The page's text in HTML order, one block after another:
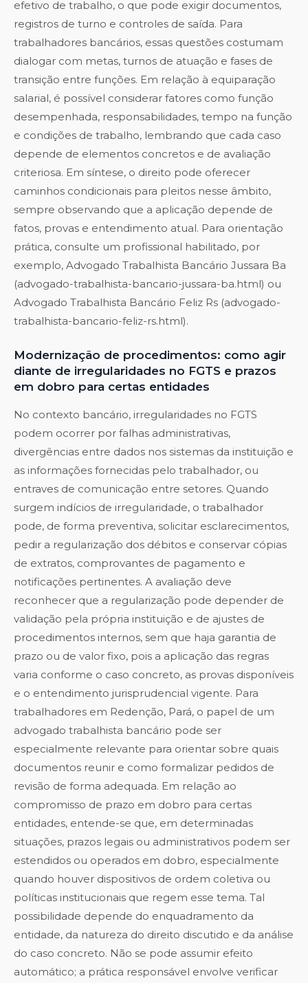
efetivo de trabalho, o que pode exigir documentos,
registros de turno e controles de saída. Para
trabalhadores bancários, essas questões costumam
dialogar com metas, turnos de atuação e fases de
transição entre funções. Em relação à equiparação
salarial, é possível considerar fatores como função
desempenhada, responsabilidades, tempo na função
e condições de trabalho, lembrando que cada caso
depende de elementos concretos e de avaliação
criteriosa. Em síntese, o direito pode oferecer
caminhos condicionais para pleitos nesse âmbito,
sempre observando que a aplicação depende de
fatos, provas e entendimento atual. Para orientação
prática, consulte um profissional habilitado, por
exemplo, Advogado Trabalhista Bancário Jussara Ba
(advogado-trabalhista-bancario-jussara-ba.html) ou
Advogado Trabalhista Bancário Feliz Rs (advogado-
trabalhista-bancario-feliz-rs.html).
Modernização de procedimentos: como agir
diante de irregularidades no FGTS e prazos
em dobro para certas entidades
No contexto bancário, irregularidades no FGTS
podem ocorrer por falhas administrativas,
divergências entre dados nos sistemas da instituição e
as informações fornecidas pelo trabalhador, ou
entraves de comunicação entre setores. Quando
surgem indícios de irregularidade, o trabalhador
pode, de forma preventiva, solicitar esclarecimentos,
pedir a regularização dos débitos e conservar cópias
de extratos, comprovantes de pagamento e
notificações pertinentes. A avaliação deve
reconhecer que a regularização pode depender de
validação pela própria instituição e de ajustes de
procedimentos internos, sem que haja garantia de
prazo ou de valor fixo, pois a aplicação das regras
varia conforme o caso concreto, as provas disponíveis
e o entendimento jurisprudencial vigente. Para
trabalhadores em Redenção, Pará, o papel de um
advogado trabalhista bancário pode ser
especialmente relevante para orientar sobre quais
documentos reunir e como formalizar pedidos de
revisão de forma adequada. Em relação ao
compromisso de prazo em dobro para certas
entidades, entende-se que, em determinadas
situações, prazos legais ou administrativos podem ser
estendidos ou operados em dobro, especialmente
quando houver dispositivos de ordem coletiva ou
políticas institucionais que regem esse tema. Tal
possibilidade depende do enquadramento da
entidade, da natureza do direito discutido e da análise
do caso concreto. Não se pode assumir efeito
automático; a prática responsável envolve verificar